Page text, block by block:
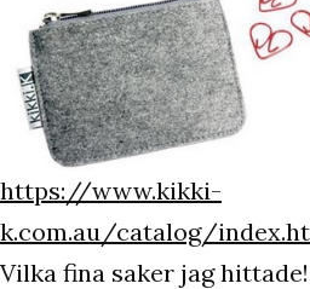
https://www.kikki-
k.com.au/catalog/
Vilka fina saker jag